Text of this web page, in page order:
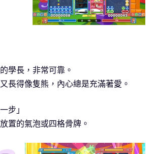
學長，非常可靠。
長得像隻熊，內心總是充滿著愛。
步」
置的氣泡或四格骨牌。